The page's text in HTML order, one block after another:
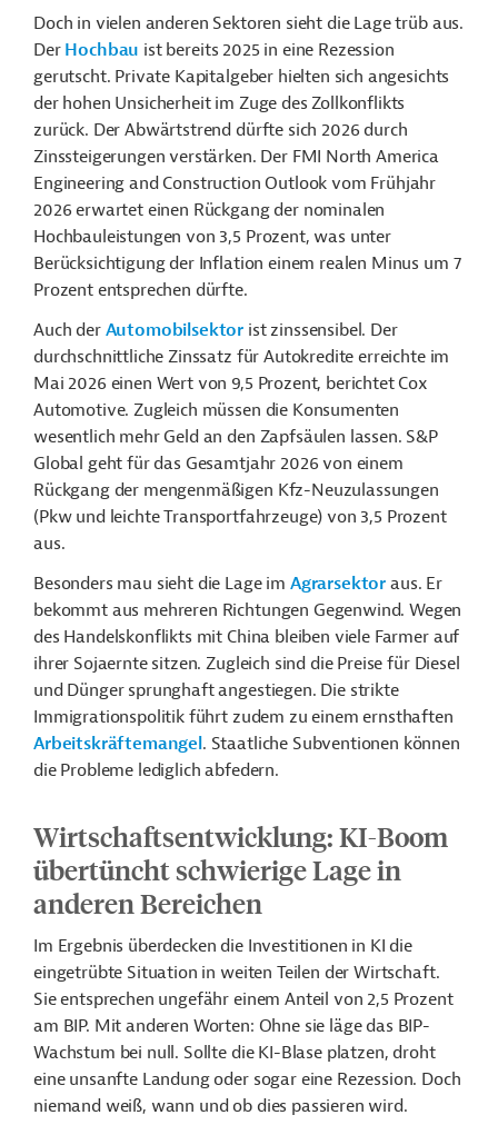
Doch in vielen anderen Sektoren sieht die Lage trüb aus.
Der Hochbau ist bereits 2025 in eine Rezession
gerutscht. Private Kapitalgeber hielten sich angesichts
der hohen Unsicherheit im Zuge des Zollkonflikts
zurück. Der Abwärtstrend dürfte sich 2026 durch
Zinssteigerungen verstärken. Der FMI North America
Engineering and Construction Outlook vom Frühjahr
2026 erwartet einen Rückgang der nominalen
Hochbauleistungen von 3,5 Prozent, was unter
Berücksichtigung der Inflation einem realen Minus um 7
Prozent entsprechen dürfte.
Auch der Automobilsektor ist zinssensibel. Der
durchschnittliche Zinssatz für Autokredite erreichte im
Mai 2026 einen Wert von 9,5 Prozent, berichtet Cox
Automotive. Zugleich müssen die Konsumenten
wesentlich mehr Geld an den Zapfsäulen lassen. S&P
Global geht für das Gesamtjahr 2026 von einem
Rückgang der mengenmäßigen Kfz-Neuzulassungen
(Pkw und leichte Transportfahrzeuge) von 3,5 Prozent
aus.
Besonders mau sieht die Lage im Agrarsektor aus. Er
bekommt aus mehreren Richtungen Gegenwind. Wegen
des Handelskonflikts mit China bleiben viele Farmer auf
ihrer Sojaernte sitzen. Zugleich sind die Preise für Diesel
und Dünger sprunghaft angestiegen. Die strikte
Immigrationspolitik führt zudem zu einem ernsthaften
Arbeitskräftemangel. Staatliche Subventionen können
die Probleme lediglich abfedern.
Wirtschaftsentwicklung: KI-Boom
übertüncht schwierige Lage in
anderen Bereichen
Im Ergebnis überdecken die Investitionen in KI die
eingetrübte Situation in weiten Teilen der Wirtschaft.
Sie entsprechen ungefähr einem Anteil von 2,5 Prozent
am BIP. Mit anderen Worten: Ohne sie läge das BIP-
Wachstum bei null. Sollte die KI-Blase platzen, droht
eine unsanfte Landung oder sogar eine Rezession. Doch
niemand weiß, wann und ob dies passieren wird.